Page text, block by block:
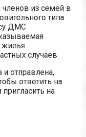
из семей в
типа
ДМС
жилья
случаев
и отправлена,
ответить на
на